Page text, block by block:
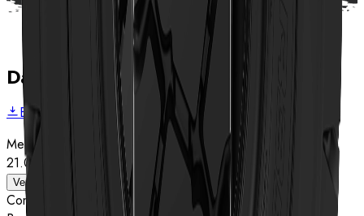
Dados técnicos
Baixar folheto
Medida
21.00R35
Ver detalhes
Composto